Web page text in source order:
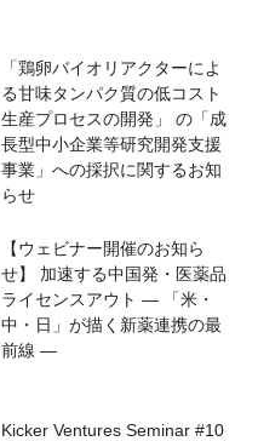
「鶏卵バイオリアクターによ
る甘味タンパク質の低コスト
生産プロセスの開発」 の「成
長型中小企業等研究開発支援
事業」への採択に関するお知
らせ
【ウェビナー開催のお知ら
せ】 加速する中国発・医薬品
ライセンスアウト ― 「米・
中・日」が描く新薬連携の最
前線 ―
Kicker Ventures Seminar #10